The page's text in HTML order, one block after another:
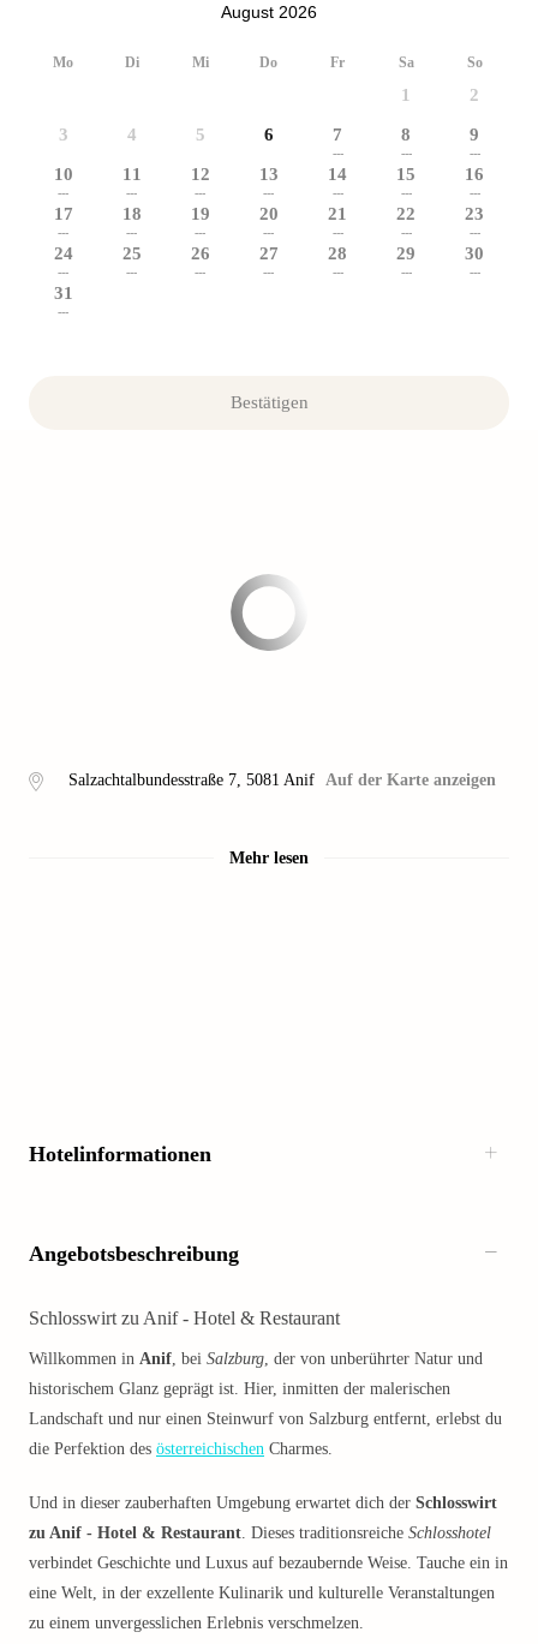
August 2026
Mo Di Mi Do Fr Sa So
1 2
3 4 5 6 7
---
8
---
9
---
10
---
11
---
12
---
13
---
14
---
15
---
16
---
17
---
18
---
19
---
20
---
21
---
22
---
23
---
24
---
25
---
26
---
27
---
28
---
29
---
30
---
31
---
Bestätigen
Salzachtalbundesstraße 7, 5081 Anif Auf der Karte anzeigen
Mehr lesen
Hotelinformationen
Angebotsbeschreibung
Schlosswirt zu Anif - Hotel & Restaurant
Willkommen in Anif, bei Salzburg, der von unberührter Natur und
historischem Glanz geprägt ist. Hier, inmitten der malerischen
Landschaft und nur einen Steinwurf von Salzburg entfernt, erlebst du
die Perfektion des österreichischen Charmes.
Und in dieser zauberhaften Umgebung erwartet dich der Schlosswirt
zu Anif - Hotel & Restaurant. Dieses traditionsreiche Schlosshotel
verbindet Geschichte und Luxus auf bezaubernde Weise. Tauche ein in
eine Welt, in der exzellente Kulinarik und kulturelle Veranstaltungen
zu einem unvergesslichen Erlebnis verschmelzen.